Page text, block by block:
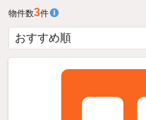
物件数3件